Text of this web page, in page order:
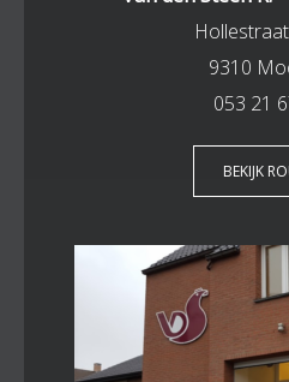
9310
053 21
BEKIJK